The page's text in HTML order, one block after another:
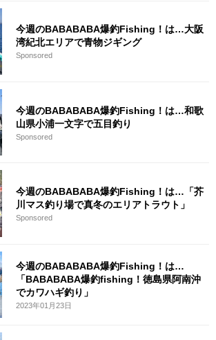
今週のBABABABA爆釣Fishing！は…大阪
湾紀北エリアで青物ジギング
Sponsored
今週のBABABABA爆釣Fishing！は…和歌
山県小浦一文字で五目釣り
Sponsored
今週のBABABABA爆釣Fishing！は…「芥
川マス釣り場で真冬のエリアトラウト」
Sponsored
今週のBABABABA爆釣Fishing！は…
「BABABABA爆釣fishing！徳島県阿南沖
でカワハギ釣り」
2023年01月23日